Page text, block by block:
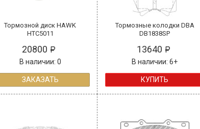
Тормозной диск HAWK
HTC5011
20800
В наличии: 0
ЗАКАЗАТЬ
Тормозные колодки DBA
DB1838SP
13640
В наличии: 6+
КУПИТЬ